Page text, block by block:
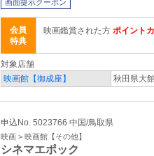
画面提示クーポン
会員
特典
映画鑑賞された方 ポイント
対象店舗
映画館【御成座】
秋田県大
申込No. 5023766 中国/鳥取県
映画 > 映画館【その他】
シネマエポック